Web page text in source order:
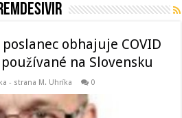
obhajuje COVID
na Slovensku
- strana M. Uhríka 0